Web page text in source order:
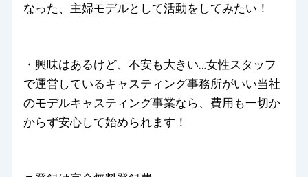
なった、主婦モデルとして活動をしてみたい！
・興味はあるけど、不安も大きい…女性スタッフ
で運営しているキャスティング事務所がいい当社
のモデルキャスティング事業なら、費用も一切か
からず安心して始められます！